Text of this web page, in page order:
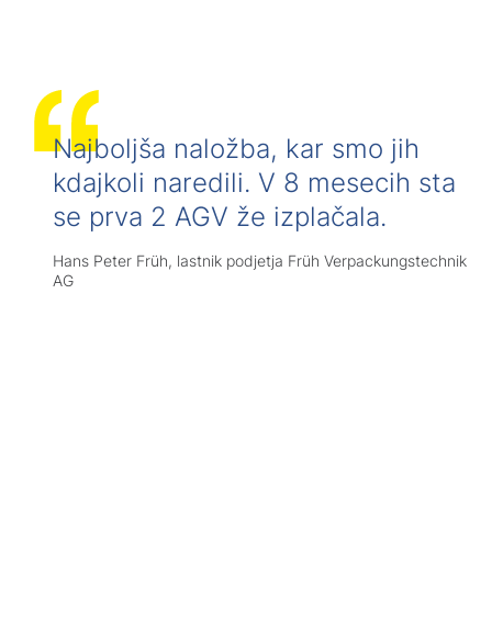
Najboljša naložba, kar smo jih
kdajkoli naredili. V 8 mesecih sta
se prva 2 AGV že izplačala.
Hans Peter Früh, lastnik podjetja Früh Verpackungstechnik
AG